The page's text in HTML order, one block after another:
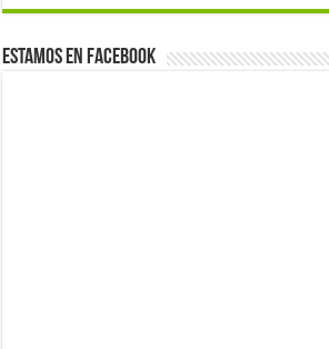
Estamos en Facebook